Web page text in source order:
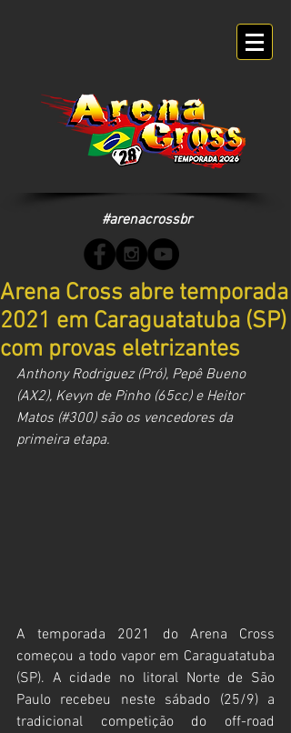
#arenacrossbr
Arena Cross abre temporada
2021 em Caraguatatuba (SP)
com provas eletrizantes
Anthony Rodriguez (Pró), Pepê Bueno
(AX2), Kevyn de Pinho (65cc) e Heitor
Matos (#300) são os vencedores da
primeira etapa.
A temporada 2021 do Arena Cross
começou a todo vapor em Caraguatatuba
(SP). A cidade no litoral Norte de São
Paulo recebeu neste sábado (25/9) a
tradicional competição do off-road